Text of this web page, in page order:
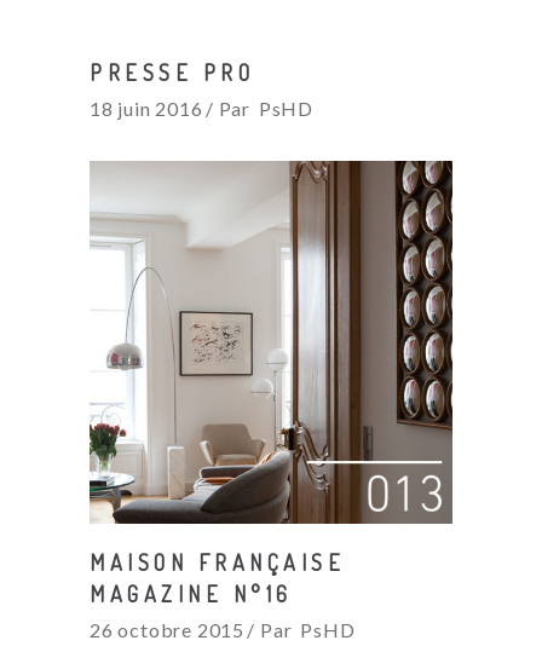
PRESSE PRO
18 juin 2016 Par PsHD
MAISON FRANÇAISE
MAGAZINE N°16
26 octobre 2015 Par PsHD